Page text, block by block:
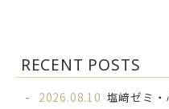
RECENT POSTS
2026.08.10 塩﨑ゼミ